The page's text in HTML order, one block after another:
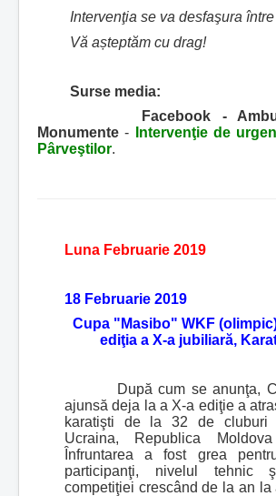
Intervenţia se va desfaşura între
Vă așteptăm cu drag!
Surse media:
Facebook -
Monumente -
Intervenţie de
Pârveştilor.
Luna Februarie 2019
18 Februarie 2019
Cupa "Masibo" WKF
ediţia a X-a jubiliară,
După cum se anunţa,
ajunsă deja la a X-a ediţie a
karatişti de la 32 de cluburi
Ucraina, Republica
Înfruntarea a fost grea
participanţi, nivelul tehnic
competiţiei crescând de la an la